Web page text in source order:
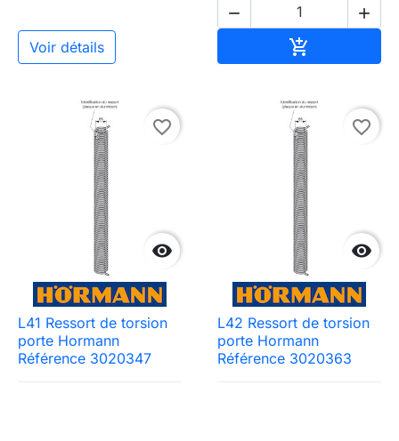
Voir détails
 


favorite_border
L41 Ressort de torsion
porte Hormann
Référence 3020347

favorite_border
L42 Ressort de torsion
porte Hormann
Référence 3020363